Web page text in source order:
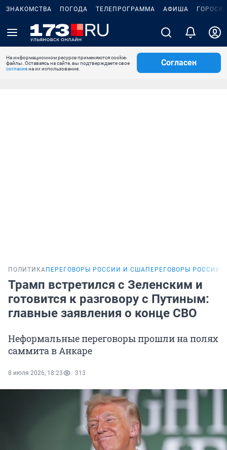
ЗНАКОМСТВА ПОГОДА ТЕЛЕПРОГРАММА АФИША
На информационном ресурсе применяются cookie-
файлы. Оставаясь на сайте, вы подтверждаете свое
согласиена их использование.
Согласен
ПОЛИТИКА ПЕРЕГОВОРЫ РОССИИ И США ПЕРЕГОВОРЫ РОССИИ
Трамп встретился с Зеленским и
готовится к разговору с Путиным:
главные заявления о конце СВО
Неформальные переговоры прошли на полях
саммита в Анкаре
8 июля 2026, 18:23 313